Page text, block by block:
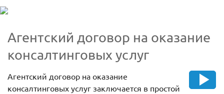
Агентский договор на оказание
консалтинговых услуг
Агентский договор на оказание
консалтинговых услуг заключается в простой